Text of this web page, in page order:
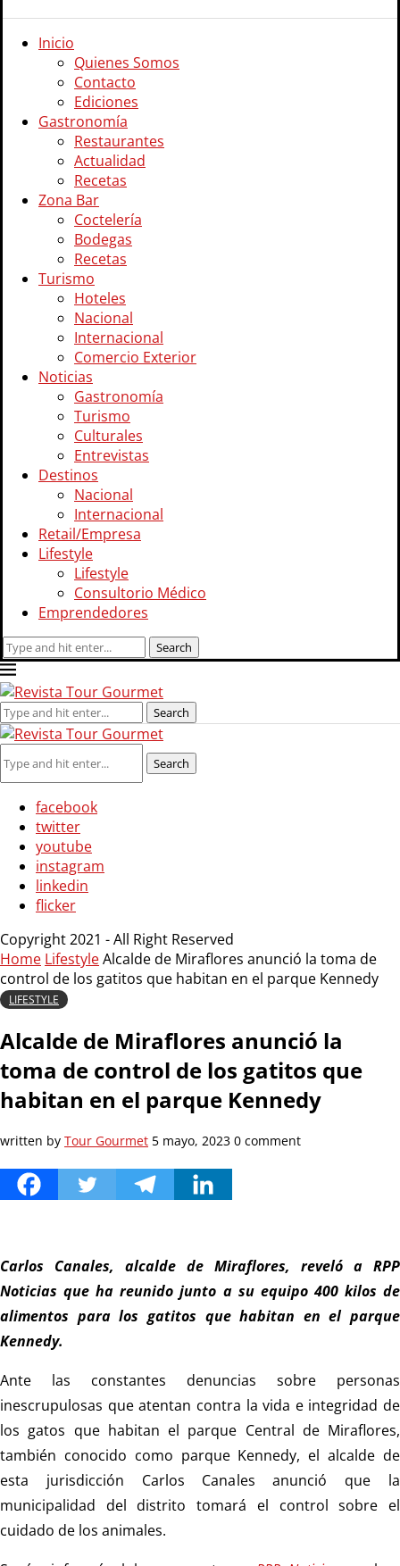
Inicio
Quienes Somos
Contacto
Ediciones
Gastronomía
Restaurantes
Actualidad
Recetas
Zona Bar
Coctelería
Bodegas
Recetas
Turismo
Hoteles
Nacional
Internacional
Comercio Exterior
Noticias
Gastronomía
Turismo
Culturales
Entrevistas
Destinos
Nacional
Internacional
Retail/Empresa
Lifestyle
Lifestyle
Consultorio Médico
Emprendedores
Search
facebook
twitter
youtube
instagram
linkedin
flicker
Copyright 2021 - All Right Reserved
Home LifestyleAlcalde de Miraflores anunció la toma de
control de los gatitos que habitan en el parque Kennedy
LIFESTYLE
Alcalde de Miraflores anunció la
toma de control de los gatitos que
habitan en el parque Kennedy
written by Tour Gourmet 5 mayo, 2023 0 comment
Carlos Canales, alcalde de Miraflores, reveló a RPP
Noticias que ha reunido junto a su equipo 400 kilos de
alimentos para los gatitos que habitan en el parque
Kennedy.
Ante las constantes denuncias sobre personas
inescrupulosas que atentan contra la vida e integridad de
los gatos que habitan el parque Central de Miraflores,
también conocido como parque Kennedy, el alcalde de
esta jurisdicción Carlos Canales anunció que la
municipalidad del distrito tomará el control sobre el
cuidado de los animales.